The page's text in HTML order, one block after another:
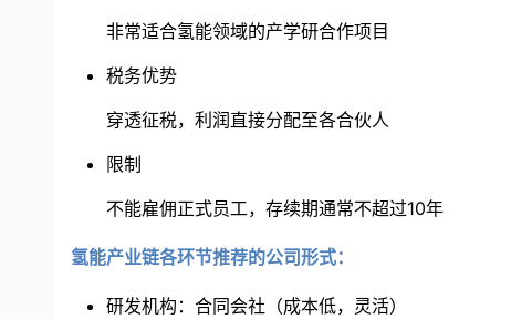
非常适合氢能领域的产学研合作项目
税务优势
穿透征税，利润直接分配至各合伙人
限制
不能雇佣正式员工，存续期通常不超过10年
氢能产业链各环节推荐的公司形式：
研发机构：合同会社（成本低，灵活）